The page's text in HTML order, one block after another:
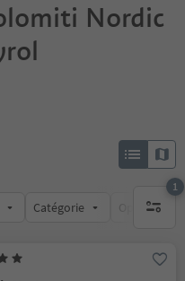
Nordic
Catégorie Options de
1
1 filtre